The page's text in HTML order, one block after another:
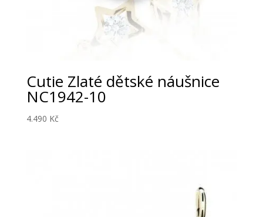
Cutie Zlaté dětské náušnice
NC1942-10
4.490 Kč